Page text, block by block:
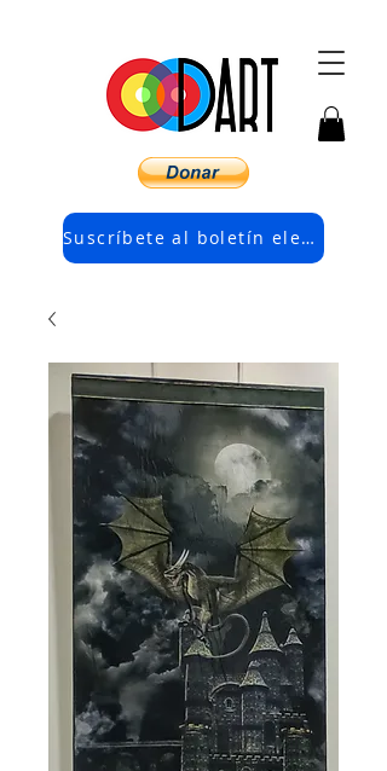
Suscríbete al boletín electrónico